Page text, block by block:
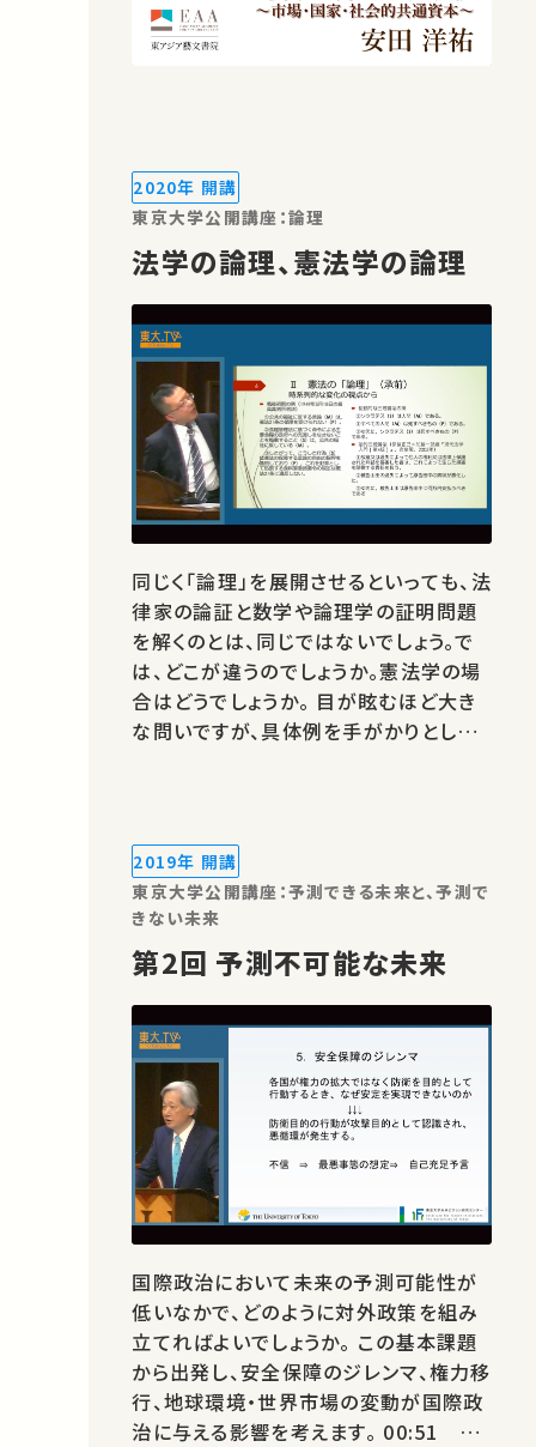
2020年 開講
東京大学公開講座：論理
法学の論理、憲法学の論理
同じく「論理」を展開させるといっても、法
律家の論証と数学や論理学の証明問題
を解くのとは、同じではないでしょう。で
は、どこが違うのでしょうか。憲法学の場
合はどうでしょうか。 目が眩むほど大き
な問いですが、具体例を手がかりとしな
公開講座 ★あなたのシェアが、ほかの誰
かの学びに繋がるか…
2019年 開講
東京大学公開講座：予測できる未来と、予測で
きない未来
第2回 予測不可能な未来
国際政治において未来の予測可能性が
低いなかで、どのように対外政策を組み
立てればよいでしょうか。 この基本課題
から出発し、安全保障のジレンマ、権力移
行、地球環境・世界市場の変動が国際政
治に与える影響を考えます。 00:51 問